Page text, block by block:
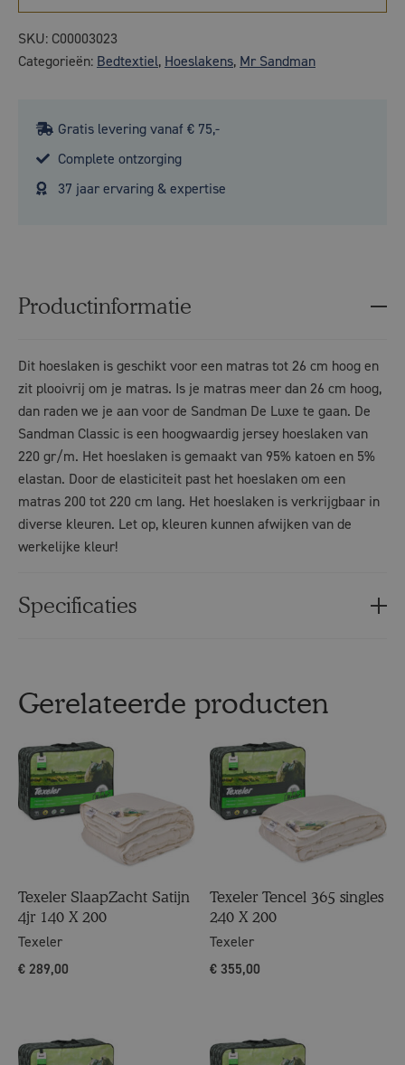
SKU: C00003023
Categorieën: Bedtextiel, Hoeslakens, Mr Sandman
Gratis levering vanaf € 75,-
Complete ontzorging
37 jaar ervaring & expertise
Productinformatie
Dit hoeslaken is geschikt voor een matras tot 26 cm hoog en
zit plooivrij om je matras. Is je matras meer dan 26 cm hoog,
dan raden we je aan voor de Sandman De Luxe te gaan. De
Sandman Classic is een hoogwaardig jersey hoeslaken van
220 gr/m. Het hoeslaken is gemaakt van 95% katoen en 5%
elastan. Door de elasticiteit past het hoeslaken om een
matras 200 tot 220 cm lang. Het hoeslaken is verkrijgbaar in
diverse kleuren. Let op, kleuren kunnen afwijken van de
werkelijke kleur!
Specificaties
Gerelateerde producten
Texeler SlaapZacht Satijn
4jr 140 X 200
Texeler
€ 289,00
Texeler Tencel 365 singles
240 X 200
Texeler
€ 355,00